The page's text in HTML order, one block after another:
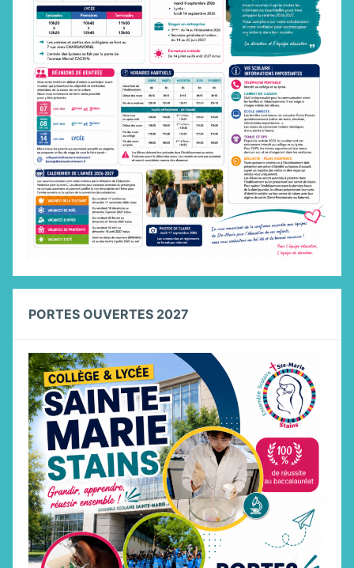
PORTES OUVERTES 2027